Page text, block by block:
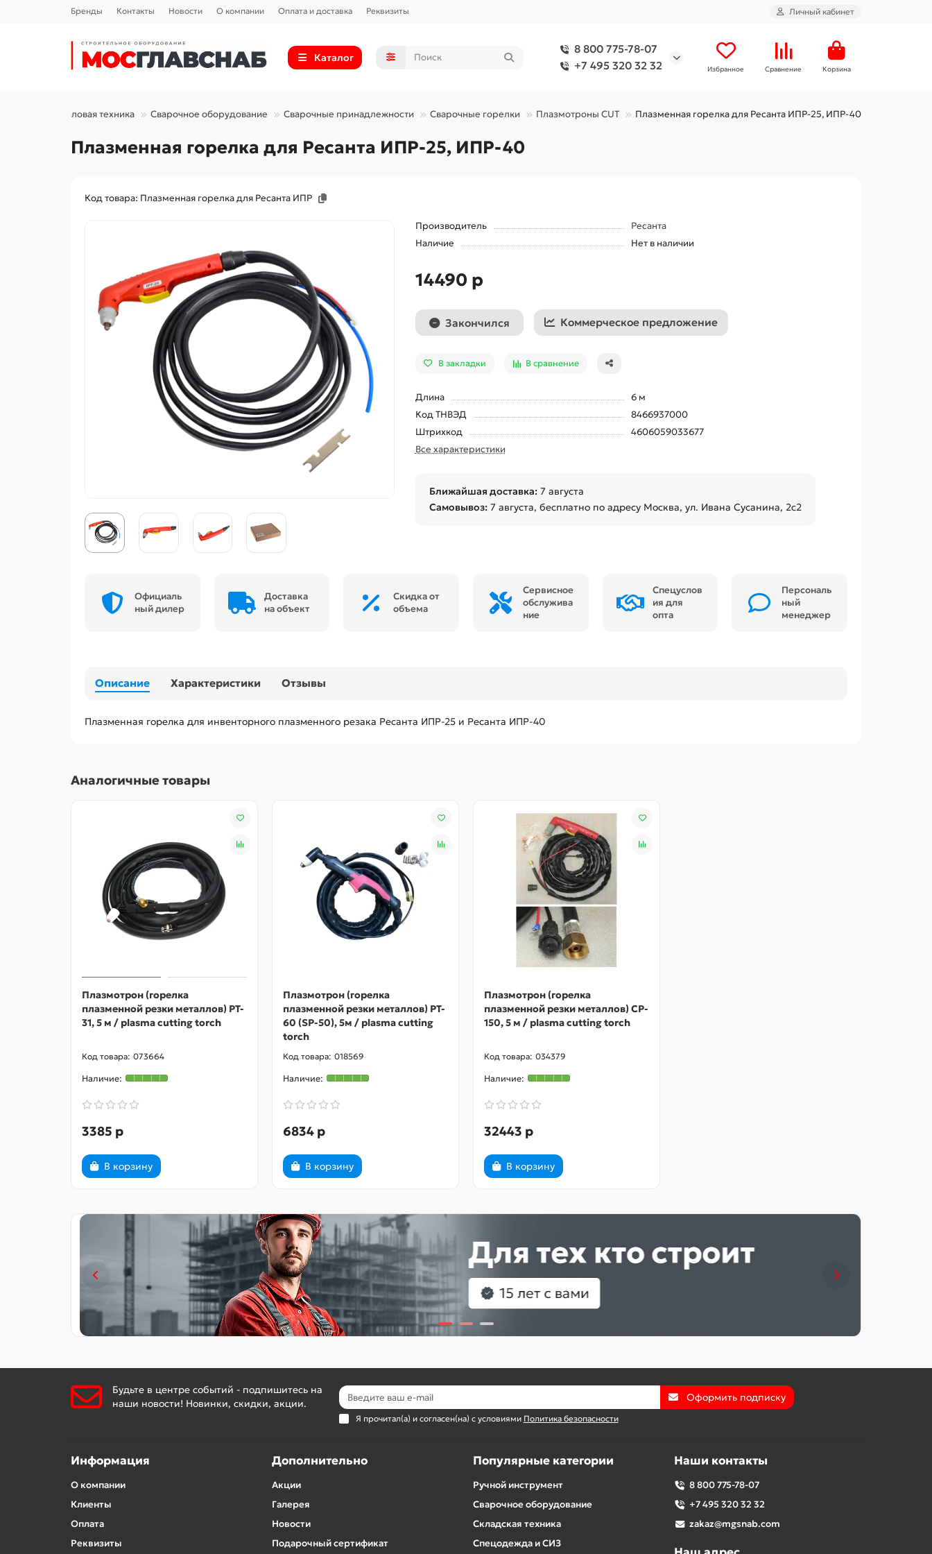
Бренды Контакты Новости О компании Оплата и доставка Реквизиты Личный кабинет
Каталог
8 800 775-78-07
+7 495 320 32 32
Избранное Сравнение Корзина
Силовая техника Сварочное оборудование Сварочные принадлежности Сварочные горелки Плазмотроны CUT Плазменная горелка для Ресанта ИПР-25, ИПР-40
Плазменная горелка для Ресанта ИПР-25, ИПР-40
Код товара: Плазменная горелка для Ресанта ИПР
Производитель
Ресанта
Наличие
Нет в наличии
14490 р
Закончился Коммерческое предложение
В закладки В сравнение
Длина
6 м
Код ТНВЭД
8466937000
Штрихкод
4606059033677
Все характеристики
Ближайшая доставка: 7 августа
Самовывоз: 7 августа, бесплатно по адресу Москва, ул. Ивана Сусанина, 2с2
Официаль
ный дилер
Доставка
на объект
Скидка от
объема
Сервисное
обслужива
ние
Спецуслов
ия для
опта
Персональ
ный
менеджер
Описание Характеристики Отзывы
Плазменная горелка для инвенторного плазменного резака Ресанта ИПР-25 и Ресанта ИПР-40
Аналогичные товары
Плазмотрон (горелка
плазменной резки металлов) PT-
31, 5 м / plasma cutting torch
073664
3385 р
В корзину
Плазмотрон (горелка
плазменной резки металлов) PT-
60 (SP-50), 5м / plasma cutting
torch
018569
6834 р
В корзину
Плазмотрон (горелка
плазменной резки металлов) CP-
150, 5 м / plasma cutting torch
034379
32443 р
В корзину
Будьте в центре событий - подпишитесь на
наши новости! Новинки, скидки, акции.
Оформить подписку
Я прочитал(а) и согласен(на) с условиями Политика безопасности
Информация
О компании
Клиенты
Оплата
Реквизиты
Дополнительно
Акции
Галерея
Новости
Подарочный сертификат
Популярные категории
Ручной инструмент
Сварочное оборудование
Складская техника
Спецодежда и СИЗ
Наши контакты
8 800 775-78-07
+7 495 320 32 32
zakaz@mgsnab.com